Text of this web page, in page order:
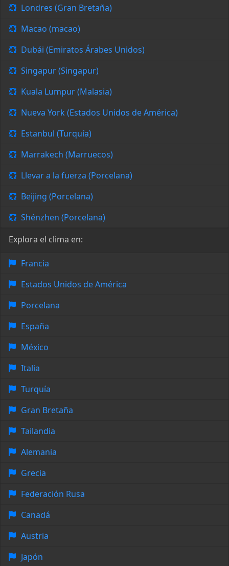
Londres (Gran Bretaña)
Macao (macao)
Dubái (Emiratos Árabes Unidos)
Singapur (Singapur)
Kuala Lumpur (Malasia)
Nueva York (Estados Unidos de América)
Estanbul (Turquía)
Marrakech (Marruecos)
Llevar a la fuerza (Porcelana)
Beijing (Porcelana)
Shénzhen (Porcelana)
Explora el clima en:
Francia
Estados Unidos de América
Porcelana
España
México
Italia
Turquía
Gran Bretaña
Tailandia
Alemania
Grecia
Federación Rusa
Canadá
Austria
Japón